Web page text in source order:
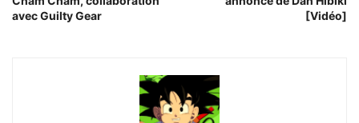
avec Guilty Gear
[Vidéo]